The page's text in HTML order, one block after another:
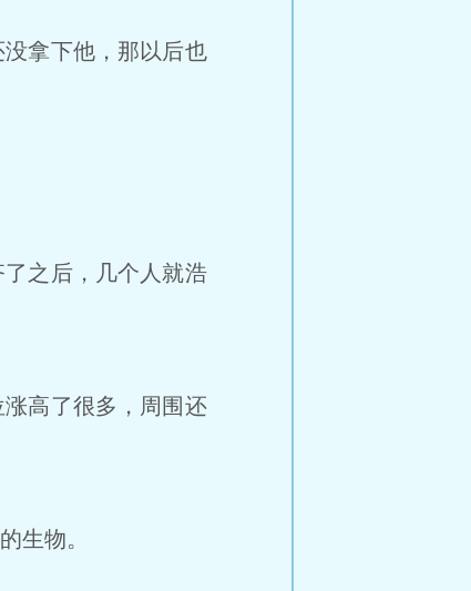
拿下他，那以后也
之后，几个人就浩
高了很多，周围还
生物。